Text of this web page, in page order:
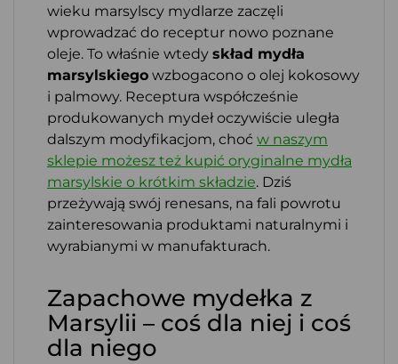
wieku marsylscy mydlarze zaczęli
wprowadzać do receptur nowo poznane
oleje. To właśnie wtedy skład mydła
marsylskiego wzbogacono o olej kokosowy
i palmowy. Receptura współcześnie
produkowanych mydeł oczywiście uległa
dalszym modyfikacjom, choć w naszym
sklepie możesz też kupić oryginalne mydła
marsylskie o krótkim składzie. Dziś
przeżywają swój renesans, na fali powrotu
zainteresowania produktami naturalnymi i
wyrabianymi w manufakturach.
Zapachowe mydełka z
Marsylii – coś dla niej i coś
dla niego